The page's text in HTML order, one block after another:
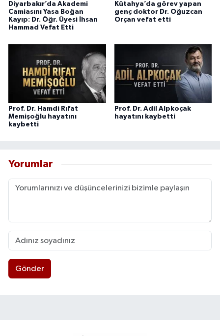
Diyarbakır’da Akademi
Camiasını Yasa Boğan
Kayıp: Dr. Öğr. Üyesi İhsan
Hammad Vefat Etti
Kütahya’da görev yapan
genç doktor Dr. Oğuzcan
Orçan vefat etti
Prof. Dr. Hamdi Rıfat
Memişoğlu hayatını
kaybetti
Prof. Dr. Adil Alpkoçak
hayatını kaybetti
Yorumlar
Gönder